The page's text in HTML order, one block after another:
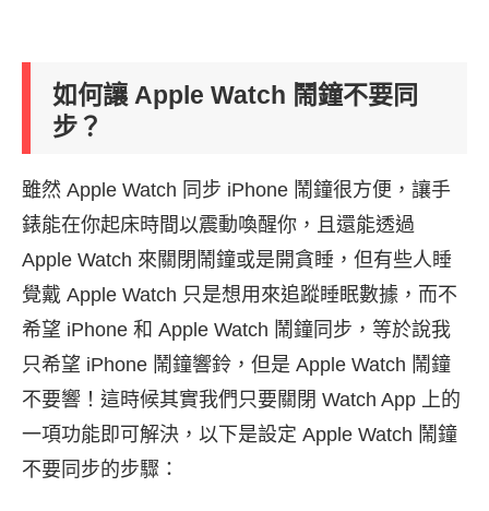
如何讓 Apple Watch 鬧鐘不要同
步？
雖然 Apple Watch 同步 iPhone 鬧鐘很方便，讓手
錶能在你起床時間以震動喚醒你，且還能透過
Apple Watch 來關閉鬧鐘或是開貪睡，但有些人睡
覺戴 Apple Watch 只是想用來追蹤睡眠數據，而不
希望 iPhone 和 Apple Watch 鬧鐘同步，等於說我
只希望 iPhone 鬧鐘響鈴，但是 Apple Watch 鬧鐘
不要響！這時候其實我們只要關閉 Watch App 上的
一項功能即可解決，以下是設定 Apple Watch 鬧鐘
不要同步的步驟：